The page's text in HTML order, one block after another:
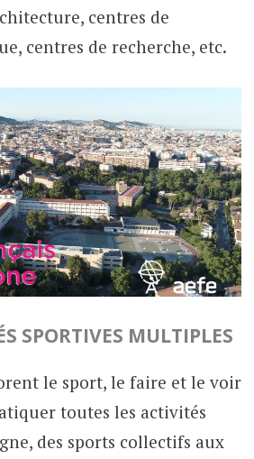
centres de
centres de recherche, etc.
SPORTIVES MULTIPLES
le sport, le faire et le voir
toutes les activités
des sports collectifs aux